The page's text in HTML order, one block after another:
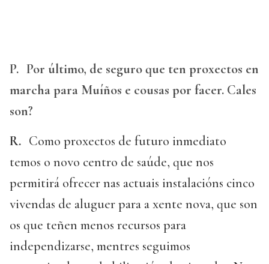
P. Por último, de seguro que ten proxectos en
marcha para Muíños e cousas por facer. Cales
son?
R. Como proxectos de futuro inmediato
temos o novo centro de saúde, que nos
permitirá ofrecer nas actuais instalacións cinco
vivendas de aluguer para a xente nova, que son
os que teñen menos recursos para
independizarse, mentres seguimos